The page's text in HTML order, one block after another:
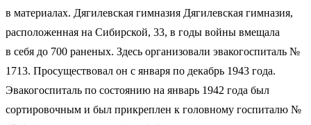
в материалах. Дягилевская гимназия Дягилевская гимназия,
расположенная на Сибирской, 33, в годы войны вмещала
в себя до 700 раненых. Здесь организовали эвакогоспиталь №
1713. Просуществовал он с января по декабрь 1943 года.
Эвакогоспиталь по состоянию на январь 1942 года был
сортировочным и был прикреплен к головному госпиталю №